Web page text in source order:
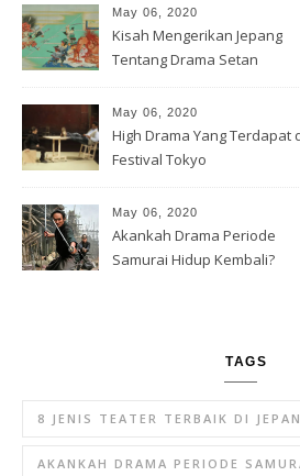
May 06, 2020
Kisah Mengerikan Jepang
Tentang Drama Setan
May 06, 2020
High Drama Yang Terdapat
Festival Tokyo
May 06, 2020
Akankah Drama Periode
Samurai Hidup Kembali?
TAGS
8 JENIS TEATER TERBAIK DI
AKANKAH DRAMA PERIODE